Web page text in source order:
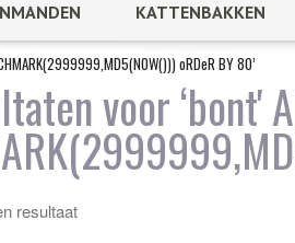
KATTENBAKKEN
oRDeR BY 80’
voor ‘bont'
resultaat